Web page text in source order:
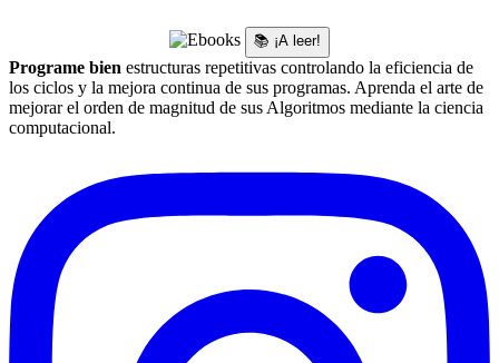
📚 ¡A leer!
Programe bien estructuras repetitivas controlando la eficiencia de
los ciclos y la mejora continua de sus programas. Aprenda el arte de
mejorar el orden de magnitud de sus Algoritmos mediante la ciencia
computacional.